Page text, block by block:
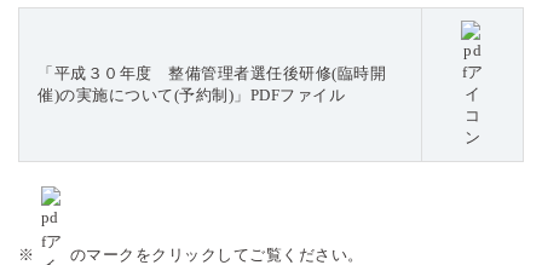
「平成３０年度 整備管理者選任後研修(臨時開
催)の実施について(予約制)」PDFファイル
※ のマークをクリックしてご覧ください。